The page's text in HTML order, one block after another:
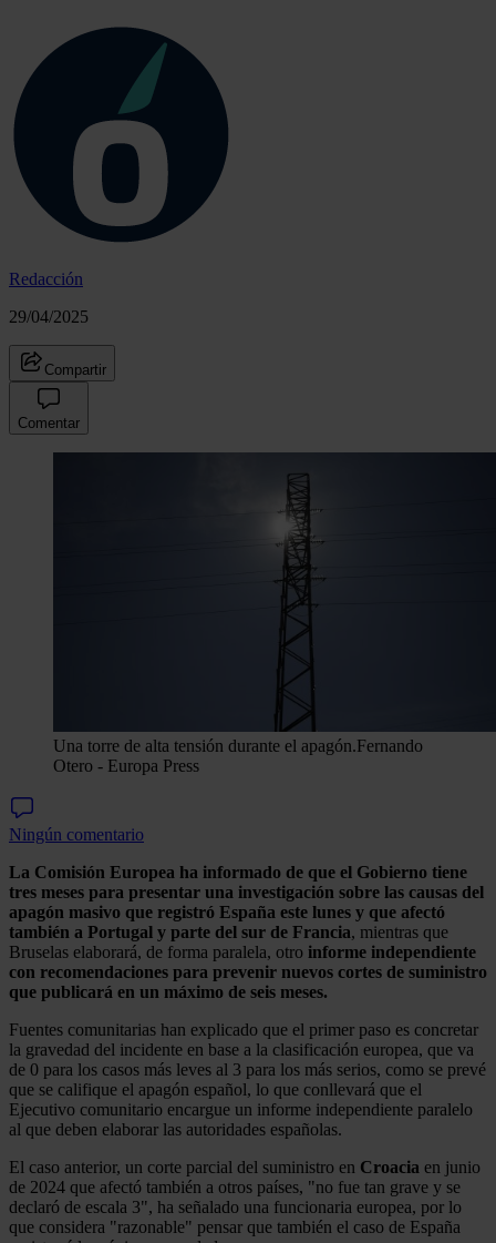
Redacción
29/04/2025
Compartir
Comentar
Una torre de alta tensión durante el apagón.Fernando
Otero - Europa Press
Ningún comentario
La Comisión Europea ha informado de que el Gobierno tiene
tres meses para presentar una investigación sobre las causas del
apagón masivo que registró España este lunes y que afectó
también a Portugal y parte del sur de Francia, mientras que
Bruselas elaborará, de forma paralela, otro informe independiente
con recomendaciones para prevenir nuevos cortes de suministro
que publicará en un máximo de seis meses.
Fuentes comunitarias han explicado que el primer paso es concretar
la gravedad del incidente en base a la clasificación europea, que va
de 0 para los casos más leves al 3 para los más serios, como se prevé
que se califique el apagón español, lo que conllevará que el
Ejecutivo comunitario encargue un informe independiente paralelo
al que deben elaborar las autoridades españolas.
El caso anterior, un corte parcial del suministro en Croacia en junio
de 2024 que afectó también a otros países, "no fue tan grave y se
declaró de escala 3", ha señalado una funcionaria europea, por lo
que considera "razonable" pensar que también el caso de España